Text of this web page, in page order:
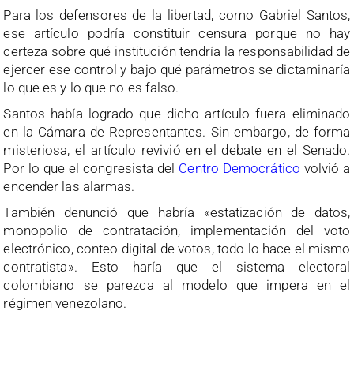
Para los defensores de la libertad, como Gabriel Santos,
ese artículo podría constituir censura porque no hay
certeza sobre qué institución tendría la responsabilidad de
ejercer ese control y bajo qué parámetros se dictaminaría
lo que es y lo que no es falso.
Santos había logrado que dicho artículo fuera eliminado
en la Cámara de Representantes. Sin embargo, de forma
misteriosa, el artículo revivió en el debate en el Senado.
Por lo que el congresista del Centro Democrático volvió a
encender las alarmas.
También denunció que habría «estatización de datos,
monopolio de contratación, implementación del voto
electrónico, conteo digital de votos, todo lo hace el mismo
contratista». Esto haría que el sistema electoral
colombiano se parezca al modelo que impera en el
régimen venezolano.